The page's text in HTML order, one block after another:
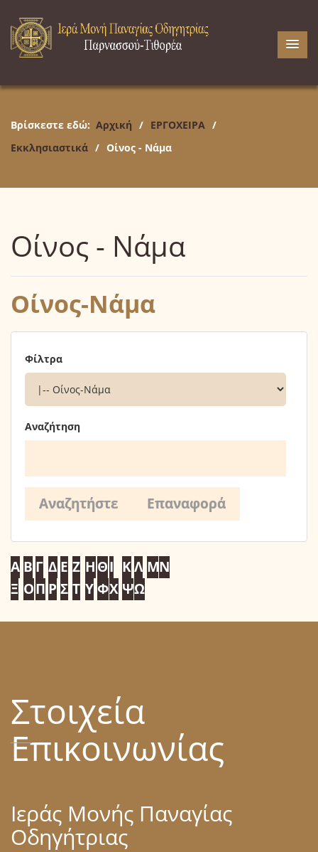
Βρίσκεστε εδώ: Αρχική / ΕΡΓΟΧΕΙΡΑ /
Εκκλησιαστικά / Οίνος - Νάμα
Οίνος - Νάμα
Οίνος-Νάμα
Φίλτρα
Αναζήτηση
Α Β Γ Δ Ε Ζ ΗΘΙ ΚΛ ΜΝ
Ξ ΟΠ Ρ Σ Τ Υ ΦΧ ΨΩ
Στοιχεία
Επικοινωνίας
Ιεράς Μονής Παναγίας
Οδηγήτριας